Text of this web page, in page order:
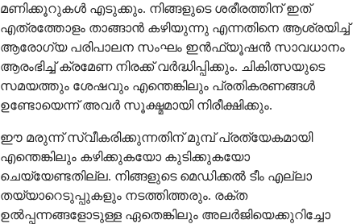
മണിക്കൂറുകൾ എടുക്കും. നിങ്ങളുടെ ശരീരത്തിന് ഇത്
എത്രത്തോളം താങ്ങാൻ കഴിയുന്നു എന്നതിനെ ആശ്രയിച്ച്
ആരോഗ്യ പരിപാലന സംഘം ഇൻഫ്യൂഷൻ സാവധാനം
ആരംഭിച്ച് ക്രമേണ നിരക്ക് വർദ്ധിപ്പിക്കും. ചികിത്സയുടെ
സമയത്തും ശേഷവും എന്തെങ്കിലും പ്രതികരണങ്ങൾ
ഉണ്ടോയെന്ന് അവർ സൂക്ഷ്മമായി നിരീക്ഷിക്കും.
ഈ മരുന്ന് സ്വീകരിക്കുന്നതിന് മുമ്പ് പ്രത്യേകമായി
എന്തെങ്കിലും കഴിക്കുകയോ കുടിക്കുകയോ
ചെയ്യേണ്ടതില്ല. നിങ്ങളുടെ മെഡിക്കൽ ടീം എല്ലാ
തയ്യാറെടുപ്പുകളും നടത്തിത്തരും. രക്ത
ഉൽപ്പന്നങ്ങളോടുള്ള ഏതെങ്കിലും അലർജിയെക്കുറിച്ചോ